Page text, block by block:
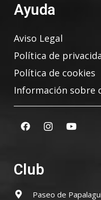
Ayuda
Aviso Legal
Política de
Política de cookies
Información sobre
Club
Paseo de